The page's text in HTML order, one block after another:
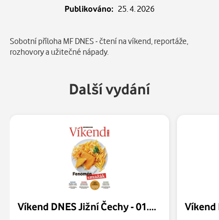
Publikováno: 25. 4. 2026
Popis
Sobotní příloha MF DNES - čtení na víkend, reportáže,
rozhovory a užitečné nápady.
Další vydání
Víkend DNES Jižní Čechy - 01.08.2026